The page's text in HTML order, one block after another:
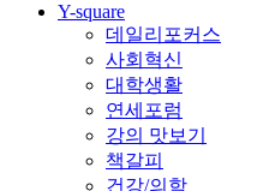
Y-square
데일리포커스
사회혁신
대학생활
연세포럼
강의 맛보기
책갈피
건강/의학